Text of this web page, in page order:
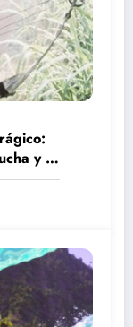
y la